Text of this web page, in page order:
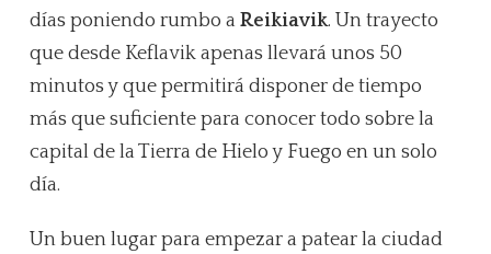
días poniendo rumbo a Reikiavik. Un trayecto
que desde Keflavik apenas llevará unos 50
minutos y que permitirá disponer de tiempo
más que suficiente para conocer todo sobre la
capital de la Tierra de Hielo y Fuego en un solo
día.
Un buen lugar para empezar a patear la ciudad